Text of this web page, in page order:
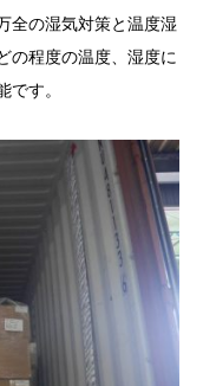
全の湿気対策と温度湿
の程度の温度、湿度に
です。